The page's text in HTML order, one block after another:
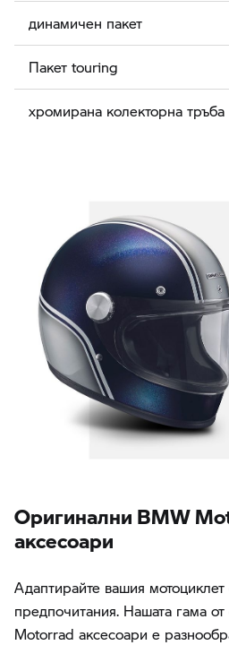
динамичен пакет
Пакет touring
хромирана колекторна тръба
Oригинални BMW
аксесоари
Адаптирайте вашия
предпочитания. Нашата гама
Motorrad аксесоари е